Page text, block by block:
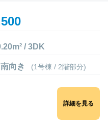
/ 3DK
向き (1号棟 / 2階部分)
詳細を見る